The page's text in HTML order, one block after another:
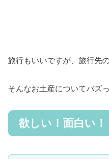
旅行もいいですが、旅行先
そんなお土産についてバズ
欲しい！面白い！